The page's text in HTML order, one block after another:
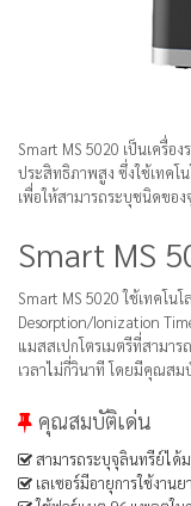
Smart MS 5020 เป็นเครื่
ประสิทธิภาพสูง ซึ่งใช้เทคโ
เพื่อให้สามารถระบุชนิดขอ
Smart MS
Smart MS 5020 ใช้เทคโนโ
Desorption/Ionization
แมสสเปกโตรเมตรีที่สามา
เวลาไม่กี่วินาที โดยมีคุณสม
คุณสมบัติเด่น
สามารถระบุจุลินทรีย์ได้
เลเซอร์มีอายุการใช้งาน